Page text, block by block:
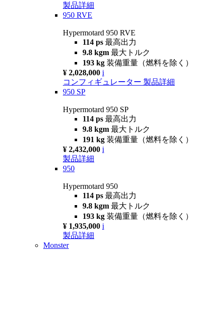
製品詳細
950 RVE
Hypermotard 950 RVE
114 ps 最高出力
9.8 kgm 最大トルク
193 kg 装備重量（燃料を除く）
¥ 2,028,000 i
コンフィギュレーター 製品詳細
950 SP
Hypermotard 950 SP
114 ps 最高出力
9.8 kgm 最大トルク
191 kg 装備重量（燃料を除く）
¥ 2,432,000 i
製品詳細
950
Hypermotard 950
114 ps 最高出力
9.8 kgm 最大トルク
193 kg 装備重量（燃料を除く）
¥ 1,935,000 i
製品詳細
Monster